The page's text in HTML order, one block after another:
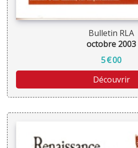
Bulletin RLA
octobre 2003
5€00
Découvrir